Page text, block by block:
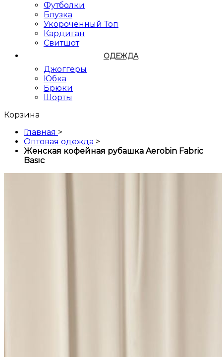
Футболки
Блузка
Укороченный Топ
Кардиган
Свитшот
ОДЕЖДА
Джоггеры
Юбка
Брюки
Шорты
Корзина
Главная >
Оптовая одежда >
Женская кофейная рубашка Aerobin Fabric
Basıc